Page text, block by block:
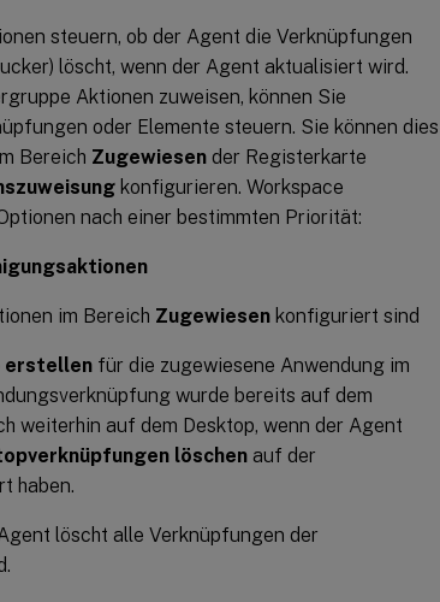
steuern, ob der Agent die Verknüpfungen
löscht, wenn der Agent aktualisiert wird.
Aktionen zuweisen, können Sie
oder Elemente steuern. Sie können dies
Bereich Zugewiesen der Registerkarte
konfigurieren. Workspace
nach einer bestimmten Priorität:
im Bereich Zugewiesen konfiguriert sind
erstellen für die zugewiesene Anwendung im
wurde bereits auf dem
weiterhin auf dem Desktop, wenn der Agent
löschen auf der
haben.
löscht alle Verknüpfungen der